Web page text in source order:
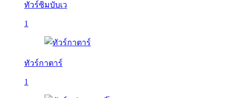
ทัวร์ซิมบับเว
1
ทัวร์กาตาร์
1